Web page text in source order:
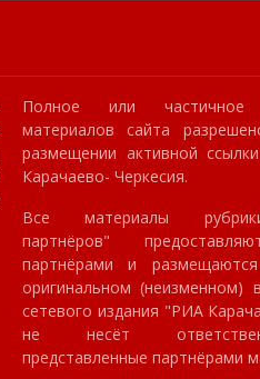
Полное или частичное
материалов сайта
размещении активной
Карачаево- Черкесия.
Все материалы
партнёров"
партнёрами и
оригинальном (неизменном)
сетевого издания "РИА
не несёт
представленные партнёрами